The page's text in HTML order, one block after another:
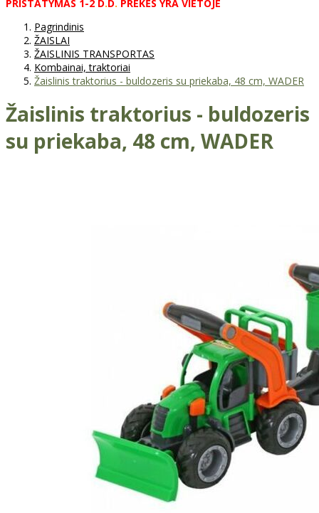
PRISTATYMAS 1-2 D. D. PREKĖS YRA VIETOJE
Pagrindinis
ŽAISLAI
ŽAISLINIS TRANSPORTAS
Kombainai, traktoriai
Žaislinis traktorius - buldozeris su priekaba, 48 cm, WADER
Žaislinis traktorius - buldozeris
su priekaba, 48 cm, WADER